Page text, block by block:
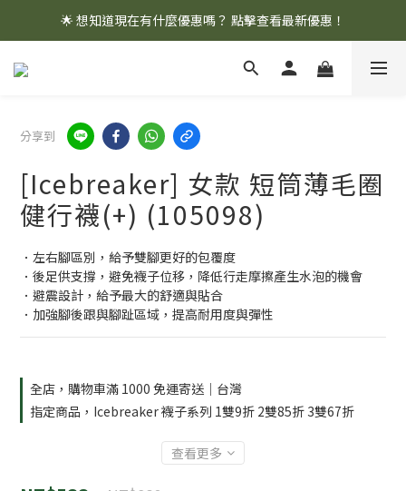
🌟 想知道現在有什麼優惠嗎？ 點擊查看最新優惠！
🌟 想知道現在有什麼優惠嗎？ 點擊查看最新優惠！
全館消費滿 $1,000 即享免運優惠
分享到
[Icebreaker] 女款 短筒薄毛圈
健行襪(+) (105098)
．左右腳區別，給予雙腳更好的包覆度
．後足供支撐，避免襪子位移，降低行走摩擦產生水泡的機會
．避震設計，給予最大的舒適與貼合
．加強腳後跟與腳趾區域，提高耐用度與彈性
全店，購物車滿 1000 免運寄送｜台灣
指定商品，Icebreaker 襪子系列 1雙9折 2雙85折 3雙67折
查看更多